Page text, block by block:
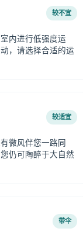
较不宜
内进行低强度运
，请选择合适的运
较适宜
微风伴您一路同
仍可陶醉于大自然
带伞